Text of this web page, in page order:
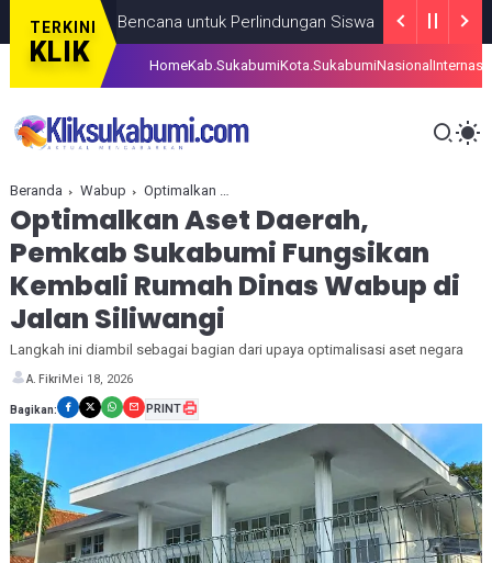
TERKINI
KLIK
Bencana untuk Perlindungan Siswa BERITA AUGUST 07,
HomeKab.SukabumiKota.SukabumiNasional
Beranda Wabup Optimalkan Aset Daerah, Pemkab Sukabumi Fungsikan Kembali Rumah Dinas Wabup di Jalan Siliwangi
Optimalkan Aset Daerah,
Pemkab Sukabumi Fungsikan
Kembali Rumah Dinas Wabup di
Jalan Siliwangi
Langkah ini diambil sebagai bagian dari upaya optimalisasi aset negara
A. FikriMei 18, 2026
Bagikan: PRINT